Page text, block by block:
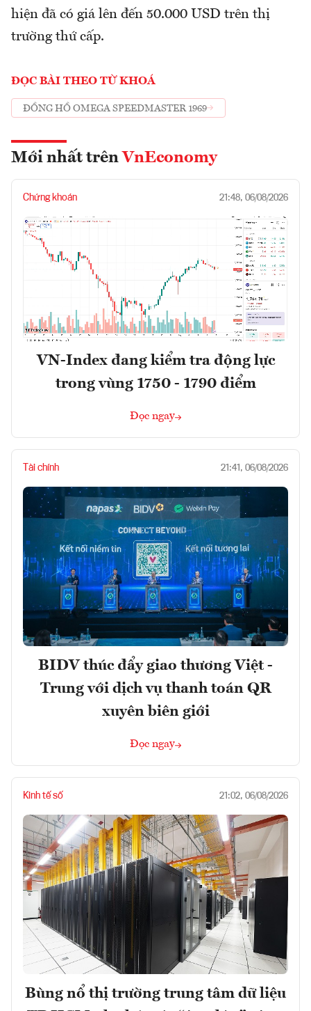
hiện đã có giá lên đến 50.000 USD trên thị
trường thứ cấp.
ĐỌC BÀI THEO TỪ KHOÁ
ĐỒNG HỒ OMEGA SPEEDMASTER 1969
Mới nhất trên VnEconomy
Chứng khoán 21:48, 06/08/2026
VN-Index đang kiểm tra động lực
trong vùng 1750 - 1790 điểm
Đọc ngay
Tài chính 21:41, 06/08/2026
BIDV thúc đẩy giao thương Việt -
Trung với dịch vụ thanh toán QR
xuyên biên giới
Đọc ngay
Kinh tế số 21:02, 06/08/2026
Bùng nổ thị trường trung tâm dữ liệu